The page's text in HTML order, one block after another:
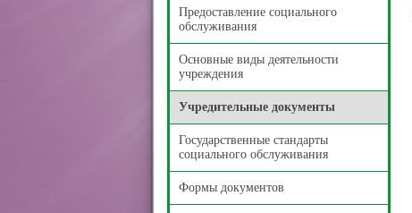
Предоставление социального
обслуживания
Основные виды деятельности
учреждения
Учредительные документы
Государственные стандарты
социального обслуживания
Формы документов